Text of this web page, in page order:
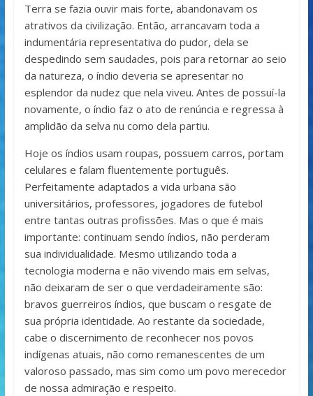
Terra se fazia ouvir mais forte, abandonavam os
atrativos da civilização. Então, arrancavam toda a
indumentária representativa do pudor, dela se
despedindo sem saudades, pois para retornar ao seio
da natureza, o índio deveria se apresentar no
esplendor da nudez que nela viveu. Antes de possuí-la
novamente, o índio faz o ato de renúncia e regressa à
amplidão da selva nu como dela partiu.
Hoje os índios usam roupas, possuem carros, portam
celulares e falam fluentemente português.
Perfeitamente adaptados a vida urbana são
universitários, professores, jogadores de futebol
entre tantas outras profissões. Mas o que é mais
importante: continuam sendo índios, não perderam
sua individualidade. Mesmo utilizando toda a
tecnologia moderna e não vivendo mais em selvas,
não deixaram de ser o que verdadeiramente são:
bravos guerreiros índios, que buscam o resgate de
sua própria identidade. Ao restante da sociedade,
cabe o discernimento de reconhecer nos povos
indígenas atuais, não como remanescentes de um
valoroso passado, mas sim como um povo merecedor
de nossa admiração e respeito.